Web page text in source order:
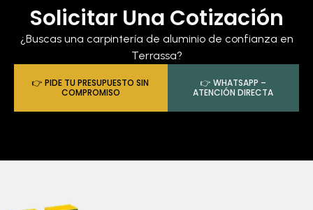
Solicitar Una Cotización
¿Buscas una carpintería de aluminio de confianza en
Terrassa?
👉 PIDE TU PRESUPUESTO SIN
COMPROMISO
👉 WHATSAPP –
ATENCIÓN DIRECTA